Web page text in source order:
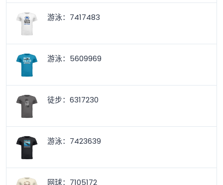
游泳：7417483
游泳：5609969
徒步：6317230
游泳：7423639
网球：7105172